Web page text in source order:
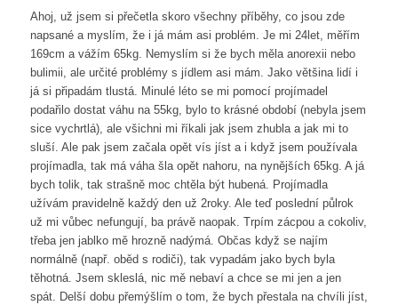
Ahoj, už jsem si přečetla skoro všechny příběhy, co jsou zde
napsané a myslím, že i já mám asi problém. Je mi 24let, měřím
169cm a vážím 65kg. Nemyslím si že bych měla anorexii nebo
bulimii, ale určité problémy s jídlem asi mám. Jako většina lidí i
já si připadám tlustá. Minulé léto se mi pomocí projímadel
podařilo dostat váhu na 55kg, bylo to krásné období (nebyla jsem
sice vychrtlá), ale všichni mi říkali jak jsem zhubla a jak mi to
sluší. Ale pak jsem začala opět vís jíst a i když jsem používala
projímadla, tak má váha šla opět nahoru, na nynějších 65kg. A já
bych tolik, tak strašně moc chtěla být hubená. Projímadla
užívám pravidelně každý den už 2roky. Ale teď poslední půlrok
už mi vůbec nefungují, ba právě naopak. Trpím zácpou a cokoliv,
třeba jen jablko mě hrozně nadýmá. Občas když se najím
normálně (např. oběd s rodiči), tak vypadám jako bych byla
těhotná. Jsem skleslá, nic mě nebaví a chce se mi jen a jen
spát. Delší dobu přemýšlím o tom, že bych přestala na chvíli jíst,